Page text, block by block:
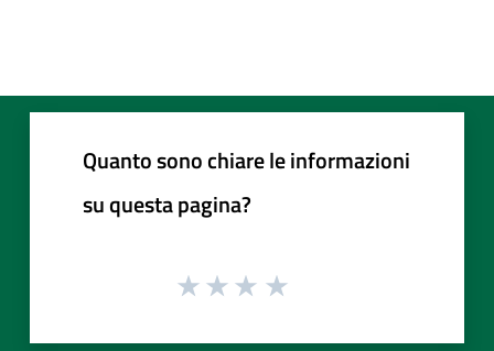
Quanto sono chiare le informazioni
su questa pagina?